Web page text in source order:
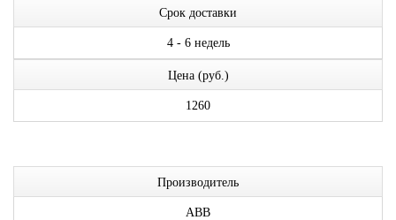
Срок доставки
4 - 6 недель
Цена (руб.)
1260
Производитель
ABB